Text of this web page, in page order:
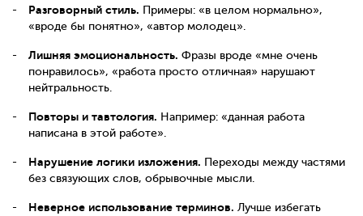
Разговорный стиль. Примеры: «в целом нормально»,
«вроде бы понятно», «автор молодец».
Лишняя эмоциональность. Фразы вроде «мне очень
понравилось», «работа просто отличная» нарушают
нейтральность.
Повторы и тавтология. Например: «данная работа
написана в этой работе».
Нарушение логики изложения. Переходы между частями
без связующих слов, обрывочные мысли.
Неверное использование терминов. Лучше избегать